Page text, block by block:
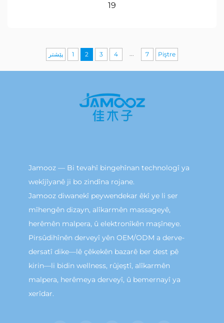
19
پێشتر 1 2 3 4 7 Piştre
Jamooz — Bi tevahî bingehînan technologî ya
wekîjîyanê ji bo zindîna rojane.
Jamooz diwanekî peywendekar êkî ye li ser
mîhengên dizayn, alîkarmên massageyê,
herêmên malpera, û elektronîkên maşîneye.
Pirsûdihînên derveyî yên OEM/ODM a derve-
dersatî dike—lê çêkekên bazarê ber dest pê
kirin—li bidin wellness, rûjeştî, alîkarmên
malpera, herêmeya derveyî, û bemernayî ya
xerîdar.